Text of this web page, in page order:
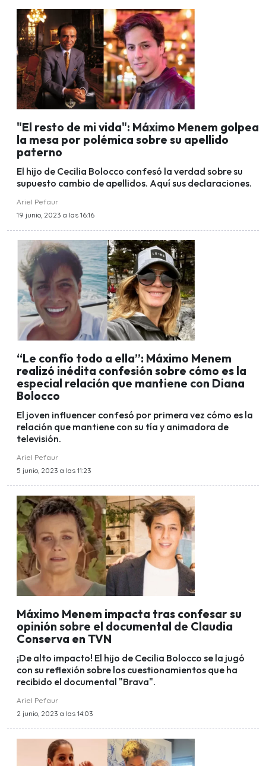
"El resto de mi vida": Máximo Menem golpea
la mesa por polémica sobre su apellido
paterno
El hijo de Cecilia Bolocco confesó la verdad sobre su
supuesto cambio de apellidos. Aquí sus declaraciones.
Ariel Pefaur
19 junio, 2023 a las 16:16
“Le confío todo a ella”: Máximo Menem
realizó inédita confesión sobre cómo es la
especial relación que mantiene con Diana
Bolocco
El joven influencer confesó por primera vez cómo es la
relación que mantiene con su tía y animadora de
televisión.
Ariel Pefaur
5 junio, 2023 a las 11:23
Máximo Menem impacta tras confesar su
opinión sobre el documental de Claudia
Conserva en TVN
¡De alto impacto! El hijo de Cecilia Bolocco se la jugó
con su reflexión sobre los cuestionamientos que ha
recibido el documental "Brava".
Ariel Pefaur
2 junio, 2023 a las 14:03